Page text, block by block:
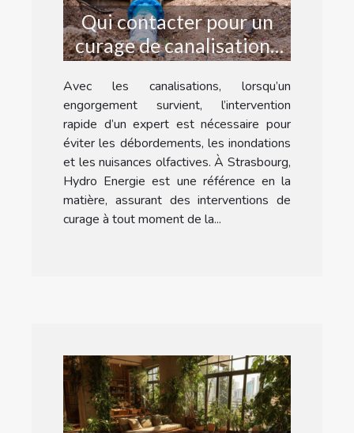
Qui contacter pour un
curage de canalisations
d’urgence à Strasbourg ?
Avec les canalisations, lorsqu’un
engorgement survient, l’intervention
rapide d’un expert est nécessaire pour
éviter les débordements, les inondations
et les nuisances olfactives. À Strasbourg,
Hydro Energie est une référence en la
matière, assurant des interventions de
curage à tout moment de la...